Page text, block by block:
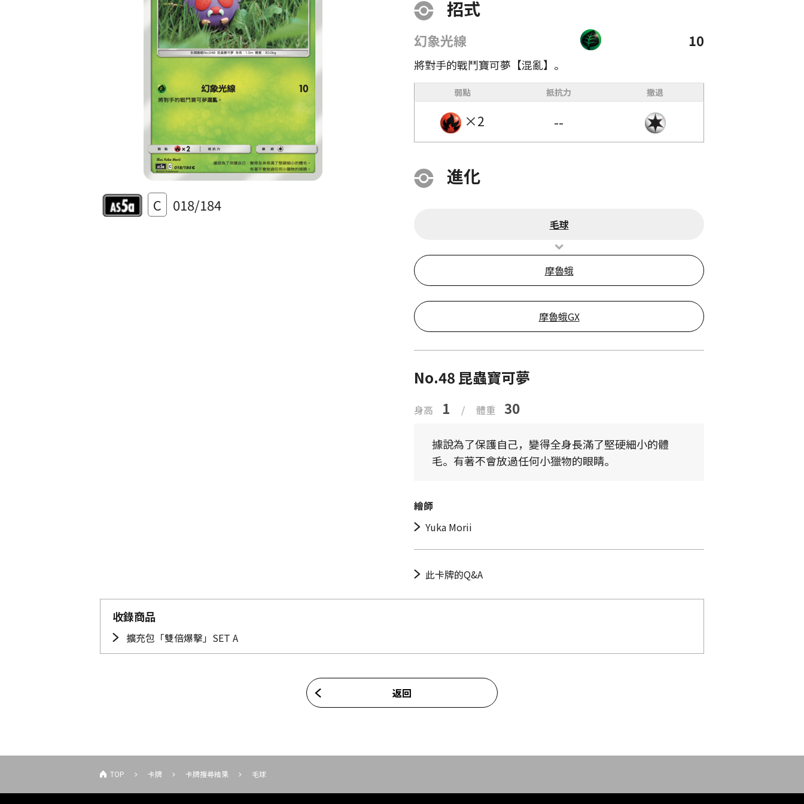
招式
幻象光線 10
將對手的戰鬥寶可夢【混亂】。
弱點 抵抗力 撤退
×2 --
C 018/184
進化
毛球
摩魯蛾
摩魯蛾GX
No.48 昆蟲寶可夢
身高 1 / 體重 30
據說為了保護自己，變得全身長滿了堅硬細小的體
毛。有著不會放過任何小獵物的眼睛。
繪師
Yuka Morii
此卡牌的Q&A
收錄商品
擴充包「雙倍爆擊」SET A
返回
TOP 卡牌 卡牌搜尋結果 毛球